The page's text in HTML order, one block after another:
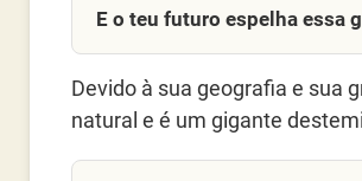
E o teu futuro espelha essa
Devido à sua geografia e sua
natural e é um gigante